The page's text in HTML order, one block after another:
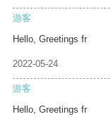
游客
Hello, Greetings fr
2022-05-24
游客
Hello, Greetings fr